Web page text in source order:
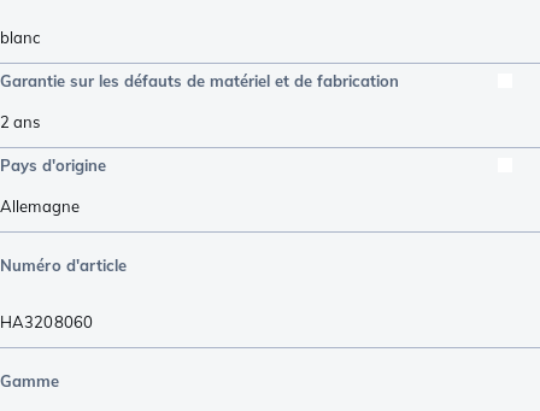
blanc
Garantie sur les défauts de matériel et de fabrication
2 ans
Pays d'origine
Allemagne
Numéro d'article
HA3208060
Gamme